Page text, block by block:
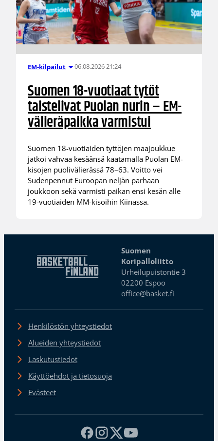
EM-kilpailut 06.08.2026 21:24
Suomen 18-vuotiaat tytöt
taistelivat Puolan nurin – EM-
välieräpaikka varmistui
Suomen 18-vuotiaiden tyttöjen maajoukkue
jatkoi vahvaa kesäänsä kaatamalla Puolan EM-
kisojen puolivälierässä 78–63. Voitto vei
Sudenpennut Euroopan neljän parhaan
joukkoon sekä varmisti paikan ensi kesän alle
19-vuotiaiden MM-kisoihin Kiinassa.
Suomen
Koripalloliitto
Urheilupuistontie 3
02200 Espoo
office@basket.fi
Henkilöstön yhteystiedot
Alueiden yhteystiedot
Laskutustiedot
Käyttöehdot ja tietosuoja
Evästeet